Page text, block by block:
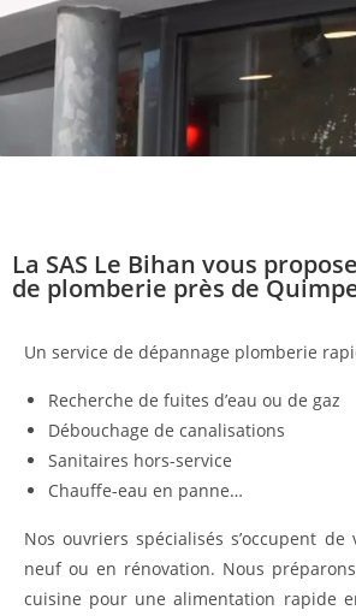
La SAS Le Bihan vous
de plomberie près de
Un service de dépannage plomberie
Recherche de fuites d’eau ou de gaz
Débouchage de canalisations
Sanitaires hors-service
Chauffe-eau en panne…
Nos ouvriers spécialisés s’occupent
neuf ou en rénovation. Nous
cuisine pour une alimentation rapide